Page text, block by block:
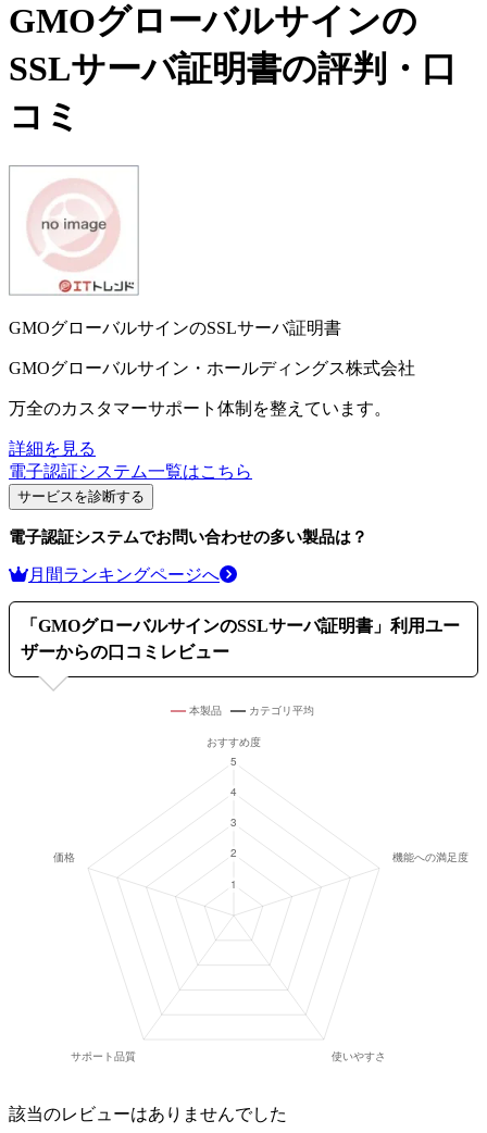
GMOグローバルサインの
SSLサーバ証明書の評判・口
コミ
GMOグローバルサインのSSLサーバ証明書
GMOグローバルサイン・ホールディングス株式会社
万全のカスタマーサポート体制を整えています。
詳細を見る
電子認証システム一覧はこちら
サービスを診断する
電子認証システムでお問い合わせの多い製品は？
月間ランキングページへ
「 GMOグローバルサインのSSLサーバ証明書 」利用ユー
ザーからの口コミレビュー
該当のレビューはありませんでした